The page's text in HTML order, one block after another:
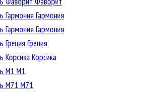
Гармония
Гармония
Греция
Корсика
М1
М71